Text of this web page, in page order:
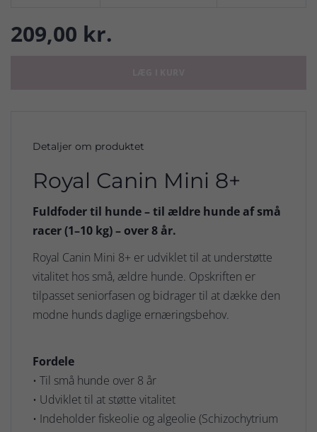
209,00 kr.
Detaljer om produktet
Royal Canin Mini 8+
Fuldfoder til hunde – til ældre hunde af små
racer (1–10 kg) – over 8 år.
Royal Canin Mini 8+ er udviklet til at understøtte
vitalitet hos små, ældre hunde. Opskriften er
tilpasset seniorfasen og bidrager til at dække den
modne hunds daglige ernæringsbehov.
Fordele
• Til små hunde over 8 år
• Udviklet til at støtte vitalitet
• Indeholder fiskeolie og algeolie (Schizochytrium